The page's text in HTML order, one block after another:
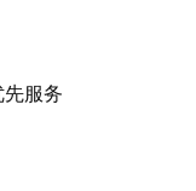
先服务